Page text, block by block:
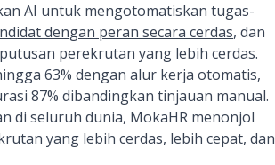
AI untuk mengotomatiskan tugas-
dengan peran secara cerdas, dan
perekrutan yang lebih cerdas.
63% dengan alur kerja otomatis,
87% dibandingkan tinjauan manual.
di seluruh dunia, MokaHR menonjol
yang lebih cerdas, lebih cepat, dan